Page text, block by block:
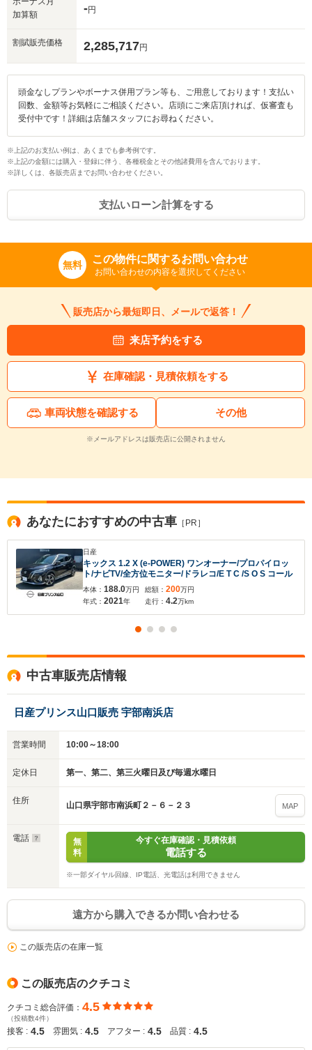
加算額
-円
割賦販売価格 2,285,717円
頭金なしプランやボーナス併用プラン等も、ご用意しております！支払い
回数、金額等お気軽にご相談ください。店頭にご来店頂ければ、仮審査も
受付中です！詳細は店舗スタッフにお尋ねください。
※上記のお支払い例は、あくまでも参考例です。
※上記の金額には購入・登録に伴う、各種税金とその他諸費用を含んでおります。
※詳しくは、各販売店までお問い合わせください。
支払いローン計算をする
無料 この物件に関するお問い合わせ
お問い合わせの内容を選択してください
販売店から最短即日、メールで返答！
来店予約をする
在庫確認・見積依頼をする
車両状態を確認する その他
※メールアドレスは販売店に公開されません
あなたにおすすめの中古車 ［PR］
日産
キックス 1.2 X (e-POWER) ワンオーナー/プロパイロッ
ト/ナビTV/全方位モニター/ドラレコ/E T C /S O S コール
本体： 188.0万円
年式： 2021年
総額： 200万円
走行： 4.2万km
中古車販売店情報
日産プリンス山口販売 宇部南浜店
営業時間 10:00～18:00
定休日 第一、第二、第三火曜日及び毎週水曜日
住所 山口県宇部市南浜町２－６－２３ MAP
電話
無
料
今すぐ在庫確認・見積依頼
電話する
※一部ダイヤル回線、IP電話、光電話は利用できません
遠方から購入できるか問い合わせる
この販売店の在庫一覧
この販売店のクチコミ
クチコミ総合評価： 4.5
（投稿数4件）
接客 : 4.5 雰囲気 : 4.5 アフター : 4.5 品質 : 4.5
入力途中の情報を保存しますか？
※次回問い合わせをする際に自動入力されます
※保存された情報は 90日で破棄されます